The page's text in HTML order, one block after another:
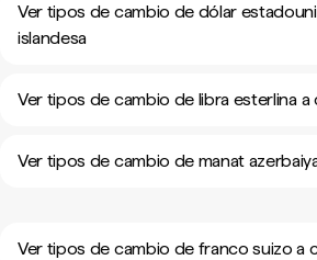
Ver tipos de cambio de dólar
islandesa
Ver tipos de cambio de libra esterlina a
Ver tipos de cambio de manat
Ver tipos de cambio de franco suizo a